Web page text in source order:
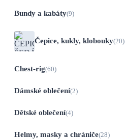
Bundy a kabáty(9)
Čepice, kukly, klobouky(20)
Chest-rig(60)
Dámské oblečení(2)
Dětské oblečení(4)
Helmy, masky a chrániče(28)